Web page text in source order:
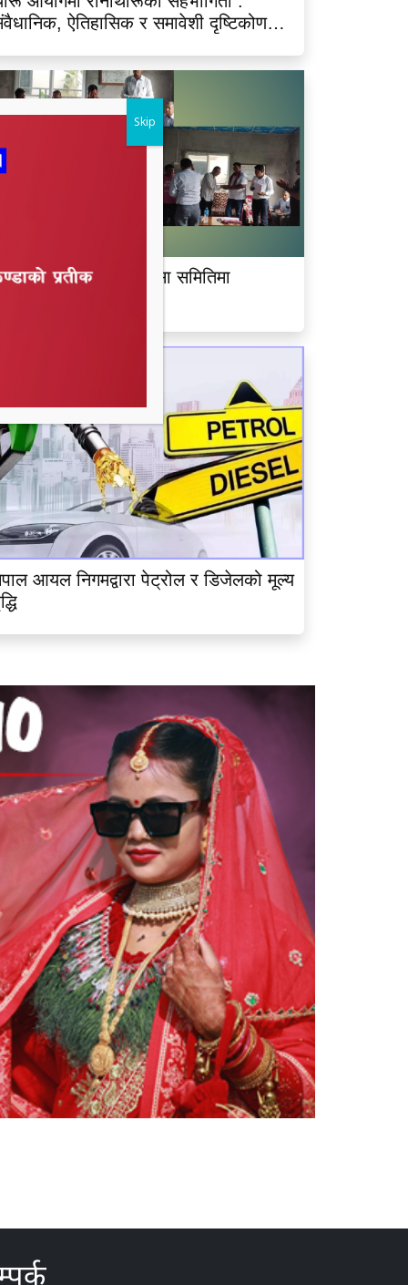
ऐतिहासिक र समावेशी दृष्टिकोणबाट
नगर बरघर भलमन्सा समितिमा
आयल निगमद्वारा पेट्रोल र डिजेलको मूल्य
Skip